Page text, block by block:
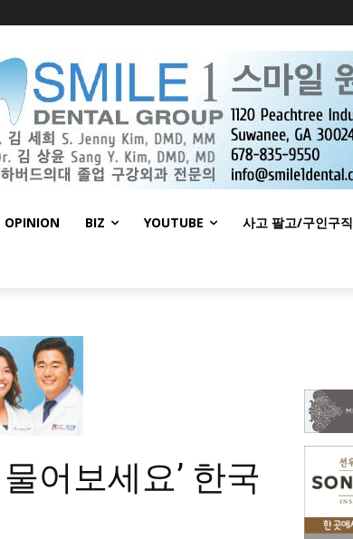
OPINION BIZ YOUTUBE 사고 팔고/구인구직
어보세요’ 한국